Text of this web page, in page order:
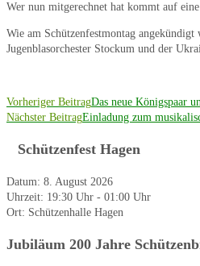
Wer nun mitgerechnet hat kommt auf
Wie am Schützenfestmontag
Jugenblasorchester Stockum und der
Weitere
Artikel
Vorheriger BeitragDas neue Königspaar
Nächster BeitragEinladung zum
Schützenfest Hagen
Datum: 8. August 2026
Uhrzeit: 19:30 Uhr - 01:00 Uhr
Ort: Schützenhalle Hagen
Jubiläum 200 Jahre